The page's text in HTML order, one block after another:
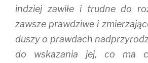
indziej zawiłe i trudne do
zawsze prawdziwe i
duszy o prawdach
do wskazania jej, co ma